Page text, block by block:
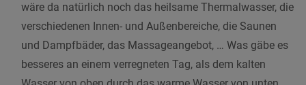
wäre da natürlich noch das heilsame Thermalwasser, die
verschiedenen Innen- und Außenbereiche, die Saunen
und Dampfbäder, das Massageangebot, … Was gäbe es
besseres an einem verregneten Tag, als dem kalten